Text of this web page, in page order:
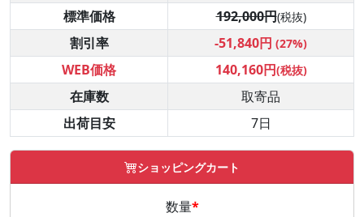
標準価格
192,000円(税抜)
割引率 -51,840円 (27%)
WEB価格 140,160円(税抜)
在庫数
取寄品
出荷目安
7日
ショッピングカート
数量*